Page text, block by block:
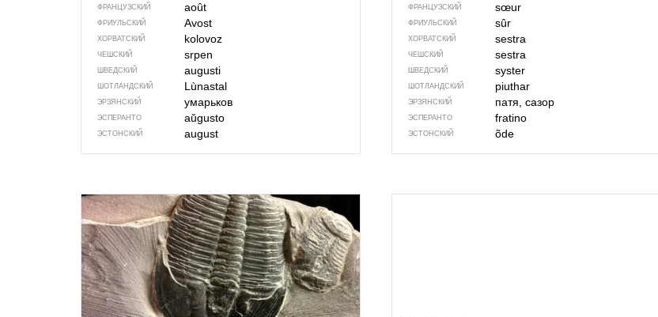
ФРАНЦУЗСКИЙ août
ФРИУЛЬСКИЙ Avost
ХОРВАТСКИЙ kolovoz
ЧЕШСКИЙ srpen
ШВЕДСКИЙ augusti
ШОТЛАНДСКИЙ Lùnastal
ЭРЗЯНСКИЙ умарьков
ЭСПЕРАНТО aŭgusto
ЭСТОНСКИЙ august
ФРАНЦУЗСКИЙ sœur
ФРИУЛЬСКИЙ sûr
ХОРВАТСКИЙ sestra
ЧЕШСКИЙ sestra
ШВЕДСКИЙ syster
ШОТЛАНДСКИЙ piuthar
ЭРЗЯНСКИЙ патя, сазор
ЭСПЕРАНТО fratino
ЭСТОНСКИЙ õde